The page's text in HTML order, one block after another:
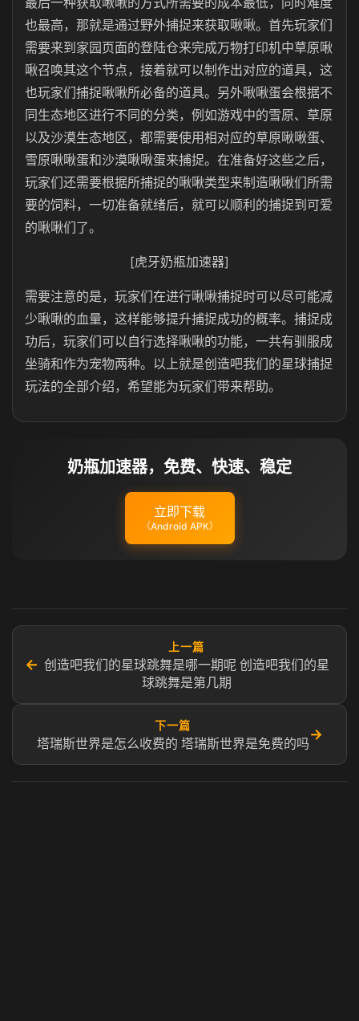
也最高，那就是通过野外捕捉来获取啾啾。首先玩家们
需要来到家园页面的登陆仓来完成万物打印机中草原啾
啾召唤其这个节点，接着就可以制作出对应的道具，这
也玩家们捕捉啾啾所必备的道具。另外啾啾蛋会根据不
同生态地区进行不同的分类，例如游戏中的雪原、草原
以及沙漠生态地区，都需要使用相对应的草原啾啾蛋、
雪原啾啾蛋和沙漠啾啾蛋来捕捉。在准备好这些之后，
玩家们还需要根据所捕捉的啾啾类型来制造啾啾们所需
要的饲料，一切准备就绪后，就可以顺利的捕捉到可爱
的啾啾们了。
[虎牙奶瓶加速器]
需要注意的是，玩家们在进行啾啾捕捉时可以尽可能减
少啾啾的血量，这样能够提升捕捉成功的概率。捕捉成
功后，玩家们可以自行选择啾啾的功能，一共有驯服成
坐骑和作为宠物两种。以上就是创造吧我们的星球捕捉
玩法的全部介绍，希望能为玩家们带来帮助。
奶瓶加速器，免费、快速、稳定
立即下载
（Android APK）
←
上一篇
创造吧我们的星球跳舞是哪一期呢 创造吧我们的星
球跳舞是第几期
下一篇
塔瑞斯世界是怎么收费的 塔瑞斯世界是免费的吗
→